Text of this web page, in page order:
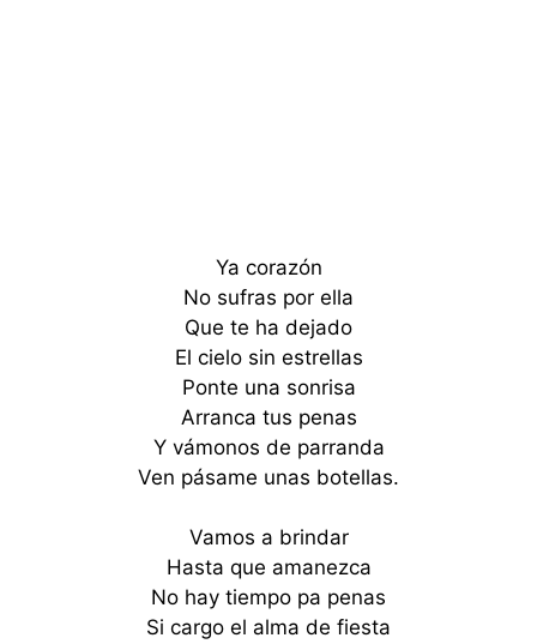
Ya corazón
No sufras por ella
Que te ha dejado
El cielo sin estrellas
Ponte una sonrisa
Arranca tus penas
Y vámonos de parranda
Ven pásame unas botellas.
Vamos a brindar
Hasta que amanezca
No hay tiempo pa penas
Si cargo el alma de fiesta